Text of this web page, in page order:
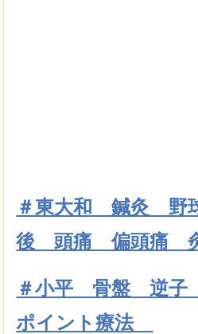
＃東大和 鍼灸
後 頭痛 偏頭痛
＃小平 骨盤 逆
ポイント療法